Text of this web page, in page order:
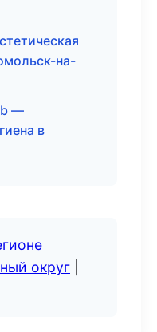
на-
—
в
округ